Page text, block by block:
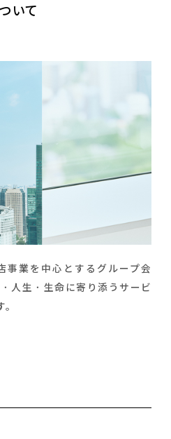
いて
事業を中心とするグループ会
・ 人生 ・ 生命に寄り添うサービ